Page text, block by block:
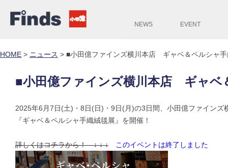
NEWS EVENT
HOME > ニュース > ■小田億ファインズ横川本店 ギャベ＆ペルシャ
■小田億ファインズ横川本店 ギャ
2025年6月7日(土)・8日(日)・9日(月)の3日間、小田億ファインズ
『ギャベ＆ペルシャ手織絨毯展』を開催！
詳しくはコチラから！ ↓ ↓ ↓ このイベントは終了しました